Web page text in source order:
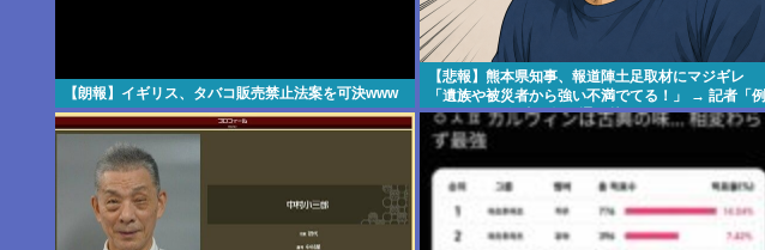
【朗報】イギリス、タバコ販売禁止法案を可決www
【悲報】熊本県知事、報道陣土足取材にマジギレ
「遺族や被災者から強い不満でてる！」 → 記者「例
えば？」 → 知事、怒り通り越して呆れてしまう
………